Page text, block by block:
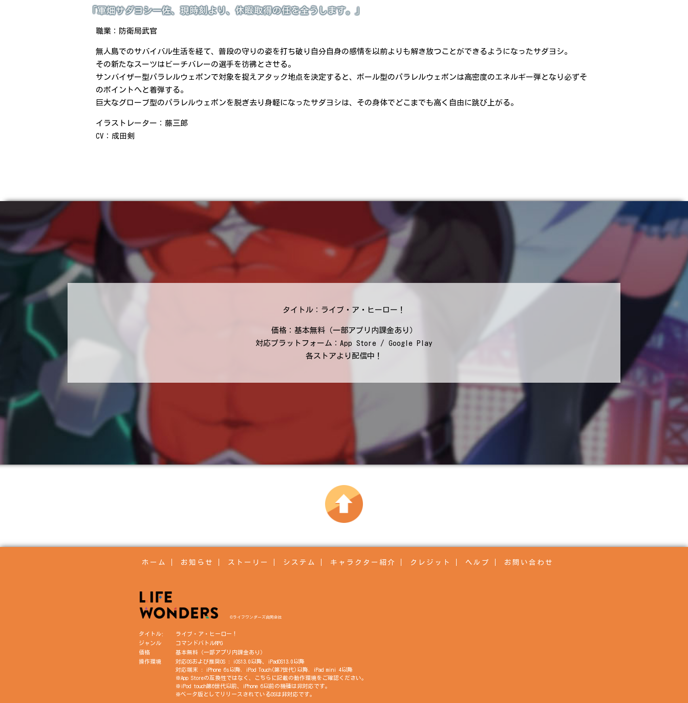
「軍畑サダヨシ一佐、現時刻より、休暇取得の任を全うします。」
職業：防衛局武官
無人島でのサバイバル生活を経て、普段の守りの姿を打ち破り自分自身の感情を以前よりも解き放つことができるようになったサダヨシ。
その新たなスーツはビーチバレーの選手を彷彿とさせる。
サンバイザー型パラレルウェポンで対象を捉えアタック地点を決定すると、ボール型のパラレルウェポンは高密度のエネルギー弾となり必ずそ
のポイントへと着弾する。
巨大なグローブ型のパラレルウェポンを脱ぎ去り身軽になったサダヨシは、その身体でどこまでも高く自由に跳び上がる。
イラストレーター：藤三郎
CV：成田剣
タイトル：ライブ・ア・ヒーロー！
価格：基本無料（一部アプリ内課金あり）
対応プラットフォーム：App Store / Google Play
各ストアより配信中！
ホーム お知らせ ストーリー システム キャラクター紹介 クレジット ヘルプ お問い合わせ
©ライフワンダーズ合同会社
タイトル;
ライブ・ア・ヒーロー！
ジャンル
コマンドバトルRPG
価格
基本無料（一部アプリ内課金あり）
操作環境
対応OSおよび推奨OS : iOS13.0以降、iPadOS13.0以降
対応端末 : iPhone 6s以降, iPod Touch(第7世代)以降, iPad mini 4以降
※App Storeの互換性ではなく、こちらに記載の動作環境をご確認ください。
※iPod touch第6世代以前、iPhone 6以前の機種は非対応です。
※ベータ版としてリリースされているOSは非対応です。